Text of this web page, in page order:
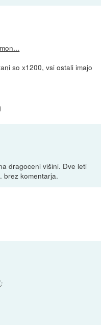
so x1200, vsi ostali imajo
)
dragoceni višini. Dve leti
brez komentarja.
: